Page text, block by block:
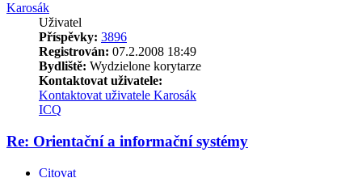
Karosák
Uživatel
Příspěvky: 3896
Registrován: 07.2.2008 18:49
Bydliště: Wydzielone korytarze
Kontaktovat uživatele:
Kontaktovat uživatele Karosák
ICQ
Re: Orientační a informační systémy
Citovat